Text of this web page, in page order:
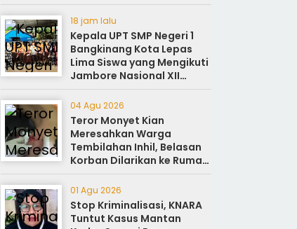
18 jam lalu
Kepala UPT SMP Negeri 1
Bangkinang Kota Lepas
Lima Siswa yang Mengikuti
Jambore Nasional XII
Cibubur Jakarta
04 Agu 2026
Teror Monyet Kian
Meresahkan Warga
Tembilahan Inhil, Belasan
Korban Dilarikan ke Rumah
Sakit
01 Agu 2026
Stop Kriminalisasi, KNARA
Tuntut Kasus Mantan